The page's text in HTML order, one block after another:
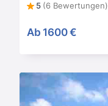
5 (6 Bewertungen)
Ab 1600 €